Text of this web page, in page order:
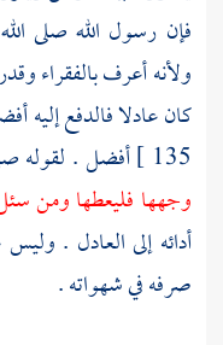
فإن رسول الله صلى
ولأنه أعرف بالفقراء
كان عادلا فالدفع إليه
135 ] أفضل . لقوله
وجهها فليعطها ومن
أدائه إلى العادل . وليس
صرفه في شهواته .